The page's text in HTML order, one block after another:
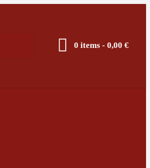
0 items- 0,00 €